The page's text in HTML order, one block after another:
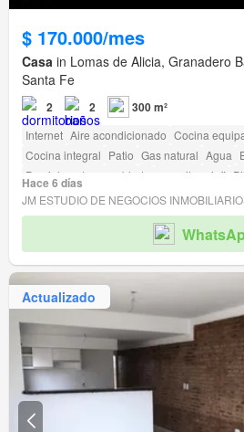
$ 170.000/mes
Casa in Lomas de Alicia, Granadero
Santa Fe
2 2 300 m²
Internet Aire acondicionado Cocina
Cocina integral Patio Gas natural Agua
Parcialmente amueblado
amenity_wi_fi
Jardín Parrilla
Hace 6 días
JM ESTUDIO DE NEGOCIOS
Actualizado